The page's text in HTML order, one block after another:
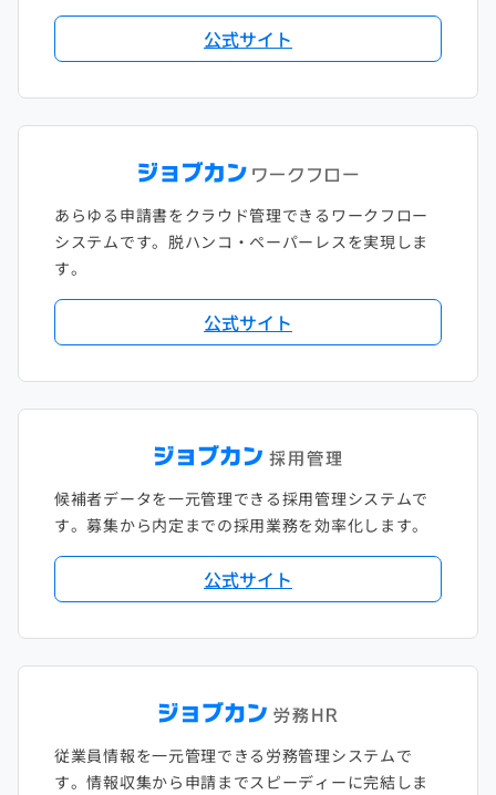
公式サイト
あらゆる申請書をクラウド管理できるワークフロー
システムです。脱ハンコ・ペーパーレスを実現しま
す。
公式サイト
候補者データを一元管理できる採用管理システムで
す。募集から内定までの採用業務を効率化します。
公式サイト
従業員情報を一元管理できる労務管理システムで
す。情報収集から申請までスピーディーに完結しま